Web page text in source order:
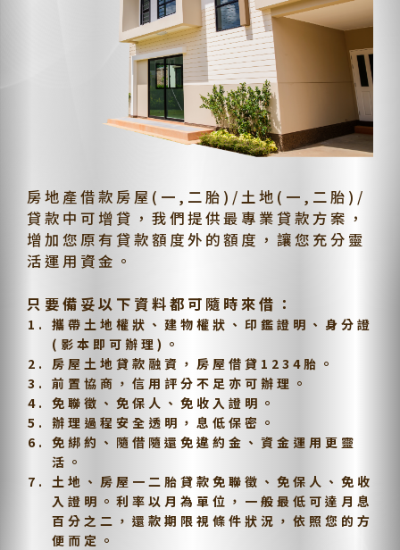
房地產借款房屋(一,二胎)/土地(一,二胎)/
貸款中可增貸，我們提供最專業貸款方案，
增加您原有貸款額度外的額度，讓您充分靈
活運用資金。
只要備妥以下資料都可隨時來借：
攜帶土地權狀、建物權狀、印鑑證明、身分證
(影本即可辦理)。
房屋土地貸款融資，房屋借貸1234胎。
前置協商，信用評分不足亦可辦理。
免聯徵、免保人、免收入證明。
辦理過程安全透明，息低保密。
免綁約、隨借隨還免違約金、資金運用更靈
活。
土地、房屋一二胎貸款免聯徵、免保人、免收
入證明。利率以月為單位，一般最低可達月息
百分之二，還款期限視條件狀況，依照您的方
便而定。